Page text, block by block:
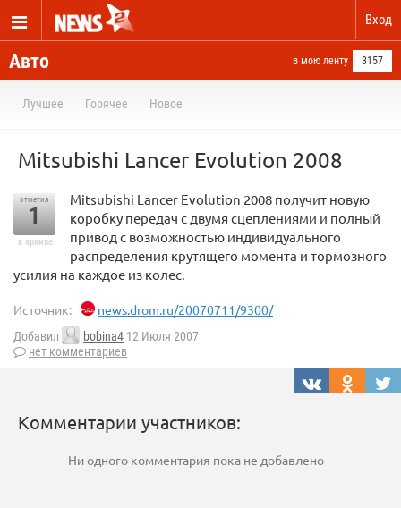
Вход
Авто в мою ленту 3157
Лучшее Горячее Новое
Mitsubishi Lancer Evolution 2008
отметил
1
в архиве
Mitsubishi Lancer Evolution 2008 получит новую
коробку передач с двумя сцеплениями и полный
привод с возможностью индивидуального
распределения крутящего момента и тормозного
усилия на каждое из колес.
Источник: news.drom.ru/20070711/9300/
Добавил bobina4 12 Июля 2007
нет комментариев
Комментарии участников:
Ни одного комментария пока не добавлено